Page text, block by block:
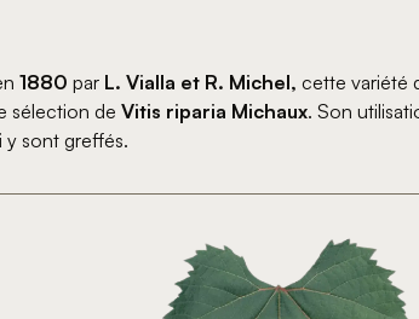
1880 par L. Vialla et R. Michel, cette variété
sélection de Vitis riparia Michaux. Son
y sont greffés.